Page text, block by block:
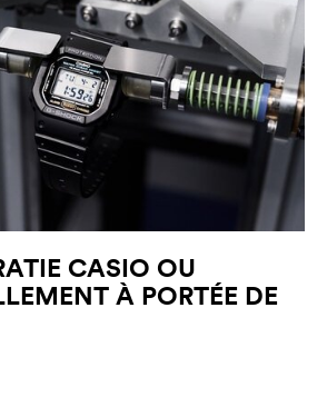
CASIO OU
À PORTÉE DE